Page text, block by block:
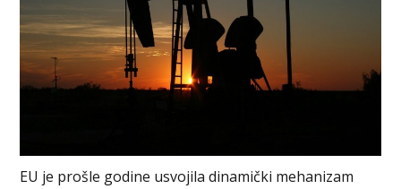
EU je prošle godine usvojila dinamički mehanizam